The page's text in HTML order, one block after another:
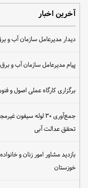
آخرین اخبار
دیدار مدیرعامل سازمان آب و
پیام مدیرعامل سازمان آب و برق
برگزاری کارگاه عملی اصول و فنون مذاکره در
جمع‌آوری ۳۰ لوله سیفون
تحقق عدالت آبی
بازدید مشاور امور زنان و
خوزستان